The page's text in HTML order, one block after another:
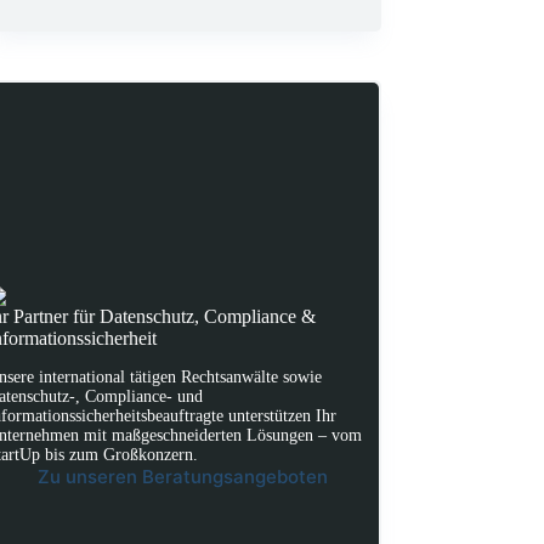
Partner für Datenschutz, Compliance &
international tätigen Rechtsanwälte sowie
, Compliance- und
unterstützen Ihr
mit maßgeschneiderten Lösungen – vom
bis zum Großkonzern.
Zu unseren Beratungsangeboten